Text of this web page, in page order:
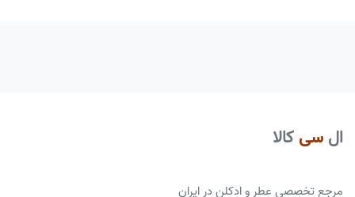
ال سی کالا
مرجع تخصصی عطر و ادکلن در ایران